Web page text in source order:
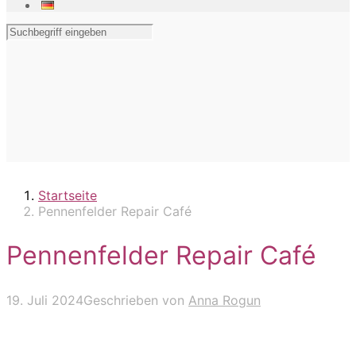
Startseite
Pennenfelder Repair Café
Pennenfelder Repair Café
19. Juli 2024Geschrieben von Anna Rogun